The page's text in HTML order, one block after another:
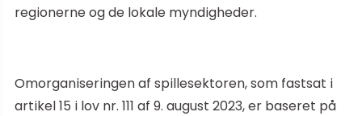
regionerne og de lokale myndigheder.
Omorganiseringen af spillesektoren, som fastsat i
artikel 15 i lov nr. 111 af 9. august 2023, er baseret på